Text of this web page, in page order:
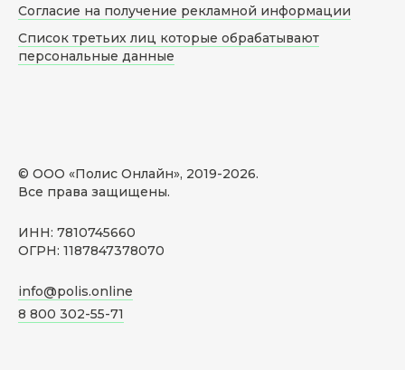
© ООО «Полис Онлайн», 2019-2026.
Все права защищены.
ИНН: 7810745660
ОГРН: 1187847378070
info@polis.online
8 800 302-55-71
Согласие на получение рекламной информации
Список третьих лиц которые обрабатывают
персональные данные